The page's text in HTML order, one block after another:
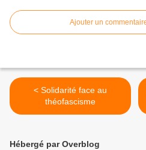
Ajouter un
< Solidarité face au
théofascisme
Hébergé par Overblog